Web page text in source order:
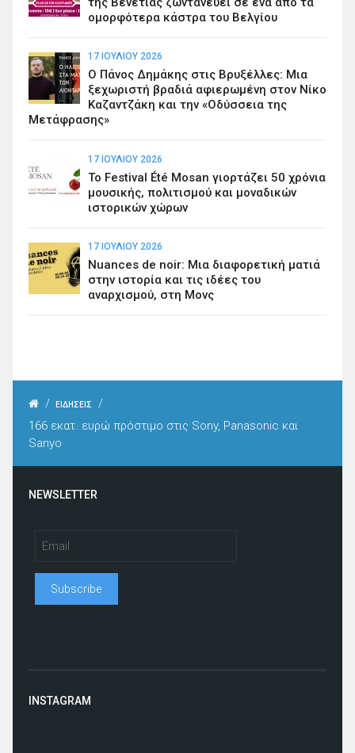
ομορφότερα κάστρα του Βελγίου
17 ΙΟΥΛΊΟΥ 2026
Ο Πάνος Δημάκης στις Βρυξέλλες: Μια
ξεχωριστή βραδιά αφιερωμένη στον Νίκο
Καζαντζάκη και την «Οδύσσεια της
Μετάφρασης»
17 ΙΟΥΛΊΟΥ 2026
Το Festival Été Mosan γιορτάζει 50 χρόνια
μουσικής, πολιτισμού και μοναδικών
ιστορικών χώρων
17 ΙΟΥΛΊΟΥ 2026
Nuances de noir: Μια διαφορετική ματιά
στην ιστορία και τις ιδέες του
αναρχισμού, στη Μονς
/ ΕΙΔΗΣΕΙΣ
/
166 εκατ. ευρώ πρόστιμο στις Sony, Panasonic και
Sanyo
NEWSLETTER
INSTAGRAM